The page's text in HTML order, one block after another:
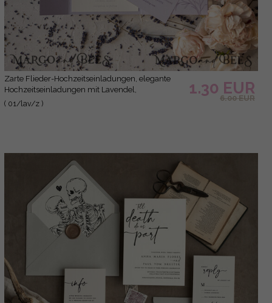
Zarte Flieder-Hochzeitseinladungen, elegante
Hochzeitseinladungen mit Lavendel,
minimalistische lila Hochzeitseinladungen,
( 01/lav/z )
1.30 EUR
6.00 EUR